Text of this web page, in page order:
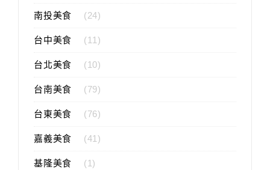
南投美食 (24)
台中美食 (11)
台北美食 (10)
台南美食 (79)
台東美食 (76)
嘉義美食 (41)
基隆美食 (1)